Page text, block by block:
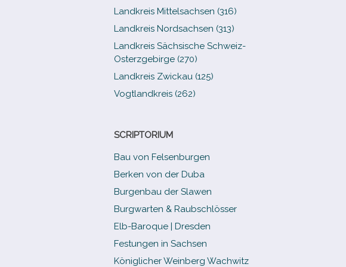
Landkreis Mittelsachsen (316)
Landkreis Nordsachsen (313)
Landkreis Sächsische Schweiz-​
Osterzgebirge (270)
Landkreis Zwickau (125)
Vogtlandkreis (262)
SCRIPTORIUM
Bau von Felsenburgen
Berken von der Duba
Burgenbau der Slawen
Burgwarten & Raubschlösser
Elb-​Baroque | Dresden
Festungen in Sachsen
Königlicher Weinberg Wachwitz